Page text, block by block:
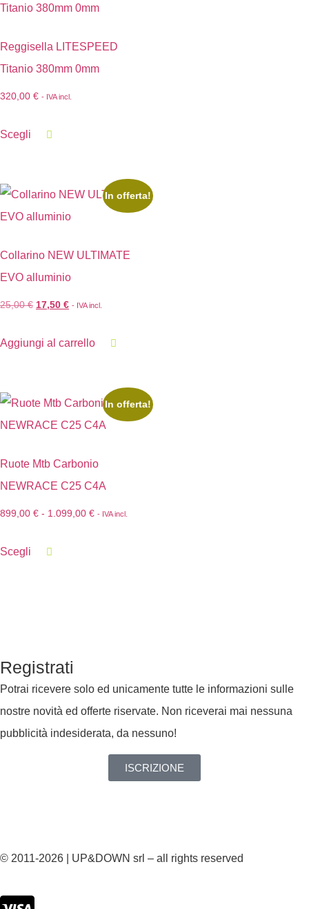
Reggisella LITESPEED
Titanio 380mm 0mm
320,00 € - IVA incl.
Scegli
In offerta!
Collarino NEW ULTIMATE
EVO alluminio
25,00€ 17,50 € - IVA incl.
Aggiungi al carrello
In offerta!
Ruote Mtb Carbonio
NEWRACE C25 C4A
899,00 € - 1.099,00 € - IVA incl.
Scegli
Registrati
Potrai ricevere solo ed unicamente tutte le informazioni sulle
nostre novità ed offerte riservate. Non riceverai mai nessuna
pubblicità indesiderata, da nessuno!
ISCRIZIONE
© 2011-2026 | UP&DOWN srl – all rights reserved